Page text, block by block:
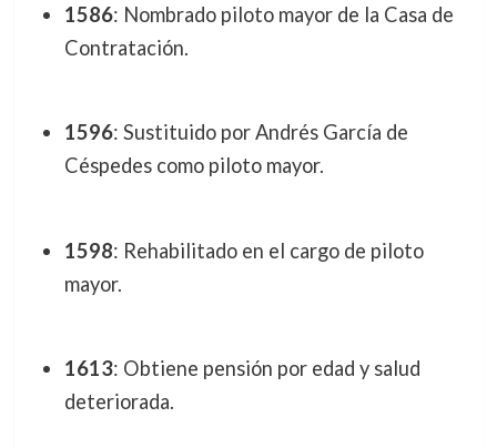
1586: Nombrado piloto mayor de la Casa de
Contratación.
1596: Sustituido por Andrés García de
Céspedes como piloto mayor.
1598: Rehabilitado en el cargo de piloto
mayor.
1613: Obtiene pensión por edad y salud
deteriorada.